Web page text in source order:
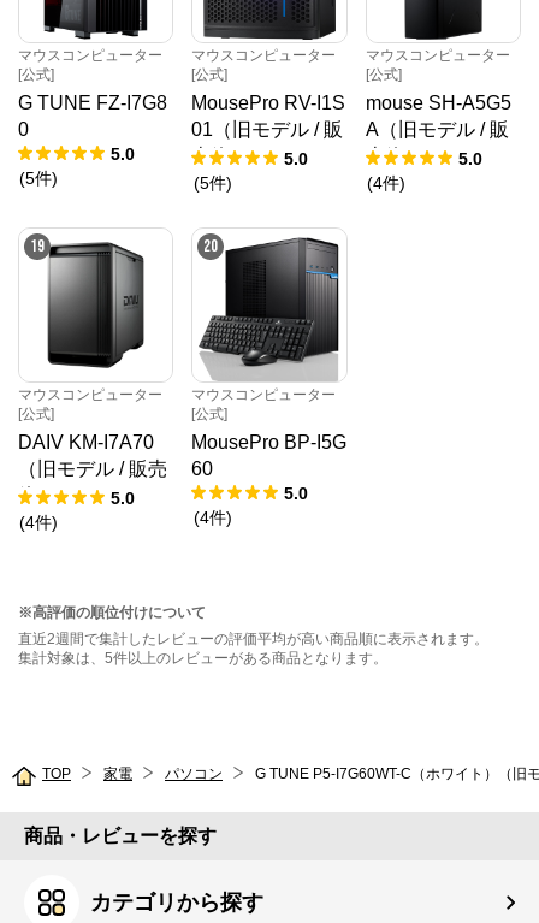
マウスコンピューター
[公式]
G TUNE FZ-I7G8
0
5.0
(5件)
マウスコンピューター
[公式]
MousePro RV-I1S
01（旧モデル / 販
売終了）
5.0
(5件)
マウスコンピューター
[公式]
mouse SH-A5G5
A（旧モデル / 販
売終了）
5.0
(4件)
19
マウスコンピューター
[公式]
DAIV KM-I7A70
（旧モデル / 販売
終了）
5.0
(4件)
20
マウスコンピューター
[公式]
MousePro BP-I5G
60
5.0
(4件)
※高評価の順位付けについて
直近2週間で集計したレビューの評価平均が高い商品順に表示されます。
集計対象は、5件以上のレビューがある商品となります。
TOP 家電 パソコン G TUNE P5-I7G60WT-C（ホワイト）（旧
商品・レビューを探す
カテゴリから探す